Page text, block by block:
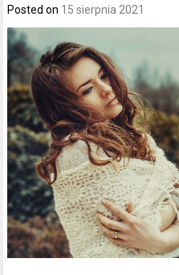
Posted on 15 sierpnia 2021